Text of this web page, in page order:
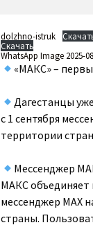
dolzhno-istruk
Скачать
WhatsApp Image 2025-
«МАКС» –
Дагестанцы
с 1 сентября
территории
Мессенджер
МАКС объединяет
мессенджер MAX
страны.